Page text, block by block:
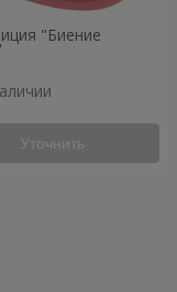
"Биение
Уточнить